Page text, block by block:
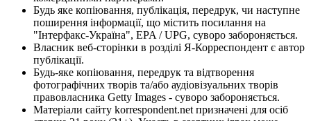
Будь яке копіювання, публікація, передрук, чи наступне
поширення інформації, що містить посилання на
"Інтерфакс-Україна", EPA / UPG, суворо забороняється.
Власник веб-сторінки в розділі Я-Корреспондент є автор
публікації.
Будь-яке копіювання, передрук та відтворення
фотографічних творів та/або аудіовізуальних творів
правовласника Getty Images - суворо забороняється.
Матеріали сайту korrespondent.net призначені для осіб